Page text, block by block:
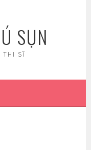
SỤN
THI SĨ